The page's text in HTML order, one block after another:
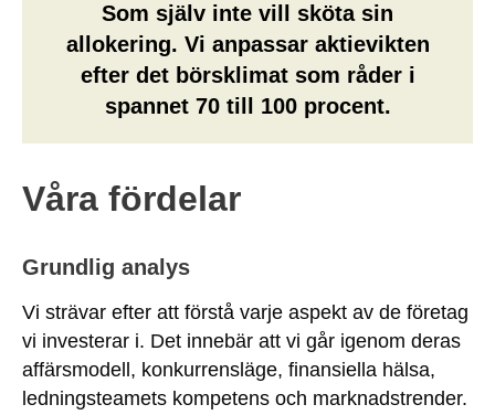
Som själv inte vill sköta sin
allokering. Vi anpassar aktievikten
efter det börsklimat som råder i
spannet 70 till 100 procent.
Våra fördelar
Grundlig analys
Vi strävar efter att förstå varje aspekt av de företag
vi investerar i. Det innebär att vi går igenom deras
affärsmodell, konkurrensläge, finansiella hälsa,
ledningsteamets kompetens och marknadstrender.